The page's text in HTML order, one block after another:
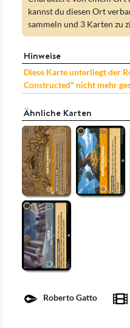
kannst du diesen Ort
sammeln und 3 Karten zu
Hinweise
Diese Karte unterliegt der
Constructed" nicht mehr
Ähnliche Karten
Roberto Gatto